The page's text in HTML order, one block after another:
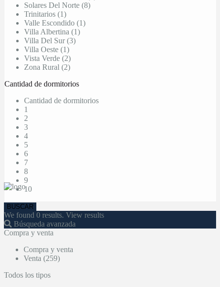
Solares Del Norte (8)
Trinitarios (1)
Valle Escondido (1)
Villa Albertina (1)
Villa Del Sur (3)
Villa Oeste (1)
Vista Verde (2)
Zona Rural (2)
Cantidad de dormitorios
Cantidad de dormitorios
1
2
3
4
5
6
7
8
9
10
We found 0 results. View results
Búsqueda avanzada
Compra y venta
Compra y venta
Venta (259)
Todos los tipos